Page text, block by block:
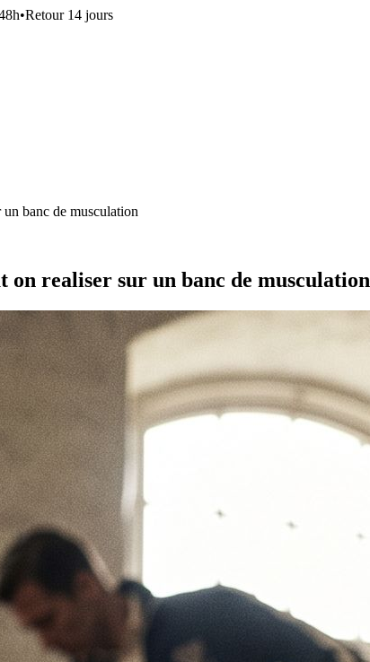
•Retour 14 jours
banc de musculation
on realiser sur un banc de musculation